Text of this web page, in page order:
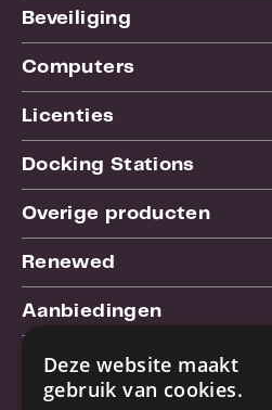
Beveiliging
Computers
Licenties
Docking Stations
Overige producten
Renewed
Aanbiedingen
Blog
Deze website maakt
gebruik van cookies.